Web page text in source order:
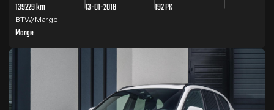
139229 km 13-01-2018 192 PK
BTW/Marge
Marge